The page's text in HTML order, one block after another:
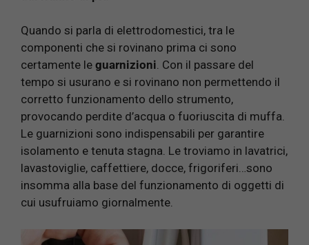
Quando si parla di elettrodomestici, tra le
componenti che si rovinano prima ci sono
certamente le guarnizioni. Con il passare del
tempo si usurano e si rovinano non permettendo il
corretto funzionamento dello strumento,
provocando perdite d’acqua o fuoriuscita di muffa.
Le guarnizioni sono indispensabili per garantire
isolamento e tenuta stagna. Le troviamo in lavatrici,
lavastoviglie, caffettiere, docce, frigoriferi…sono
insomma alla base del funzionamento di oggetti di
cui usufruiamo giornalmente.